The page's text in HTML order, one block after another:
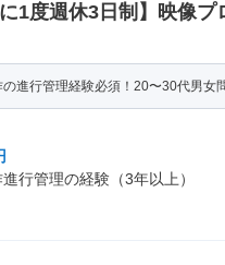
1度週休3日制】映像
の進行管理経験必須！20〜30代男女
行管理の経験（3年以上）